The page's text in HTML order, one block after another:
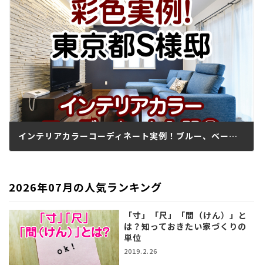
インテリアカラーコーディネート実例！ブルー、ベージュ、茶、グリーンの家
2026年07月の人気ランキング
「寸」「尺」「間（けん）」と
は？知っておきたい家づくりの
単位
2019.2.26